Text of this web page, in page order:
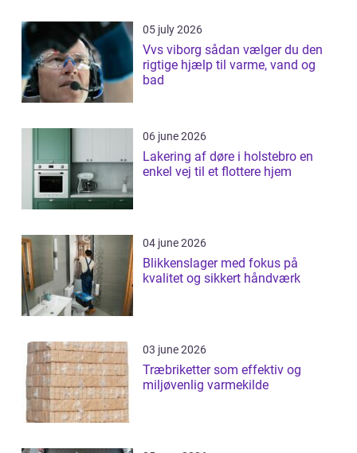
05 july 2026
Vvs viborg sådan vælger du den
rigtige hjælp til varme, vand og
bad
06 june 2026
Lakering af døre i holstebro en
enkel vej til et flottere hjem
04 june 2026
Blikkenslager med fokus på
kvalitet og sikkert håndværk
03 june 2026
Træbriketter som effektiv og
miljøvenlig varmekilde